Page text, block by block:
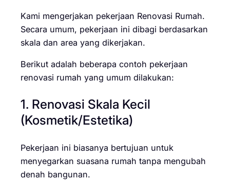
Kami mengerjakan pekerjaan Renovasi Rumah.
Secara umum, pekerjaan ini dibagi berdasarkan
skala dan area yang dikerjakan.
Berikut adalah beberapa contoh pekerjaan
renovasi rumah yang umum dilakukan:
1. Renovasi Skala Kecil
(Kosmetik/Estetika)
Pekerjaan ini biasanya bertujuan untuk
menyegarkan suasana rumah tanpa mengubah
denah bangunan.